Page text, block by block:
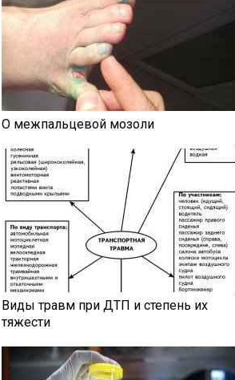
О межпальцевой мозоли
Виды травм при ДТП и степень их
тяжести